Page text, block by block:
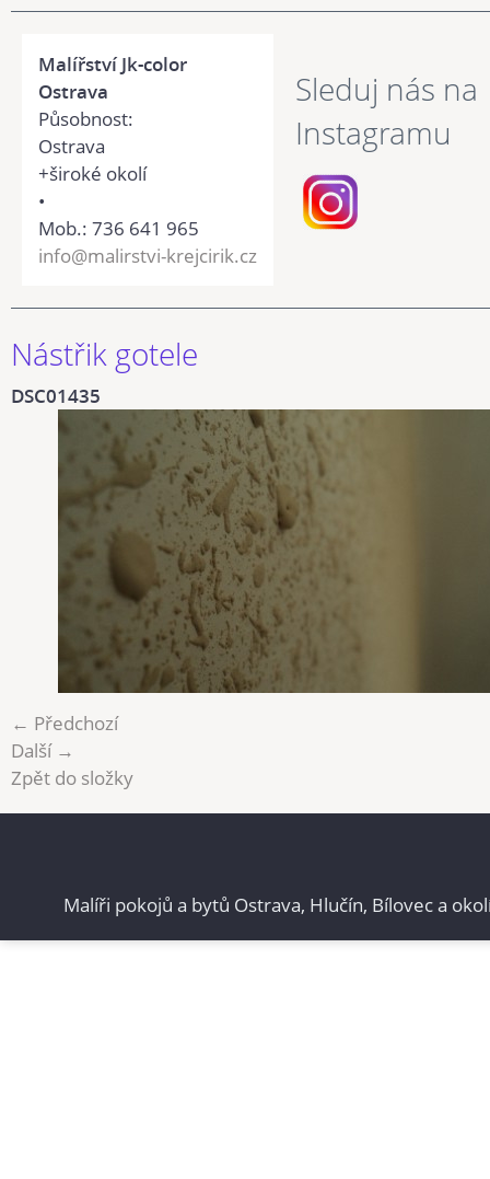
Malířství Jk-color
Ostrava
Působnost:
Ostrava
+široké okolí
•
Mob.: 736 641 965
info@malirstvi-krejcirik.cz
Sleduj nás na
Instagramu
Nástřik gotele
DSC01435
← Předchozí
Další →
Zpět do složky
Malíři pokojů a bytů Ostrava, Hlučín, Bílovec a